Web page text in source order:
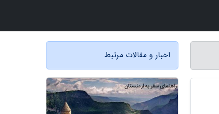
اخبار و مقالات مرتبط